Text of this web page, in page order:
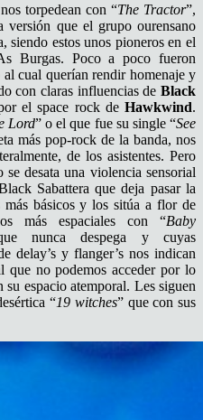
torpedean con “The Tractor”,
que el grupo ourensano
siendo estos unos pioneros en el
Burgas. Poco a poco fueron
cual querían rendir homenaje y
con claras influencias de Black
el space rock deHawkwind.
Lord” o el que fue su single “See
más pop-rock de la banda, nos
de los asistentes. Pero
se desata una violencia sensorial
Sabattera que deja pasar la
más básicos y los sitúa a flor de
más espaciales con “Baby
nunca despega y cuyas
delay’s y flanger’s nos indican
no podemos acceder por lo
su espacio atemporal. Les siguen
“19 witches” que con sus